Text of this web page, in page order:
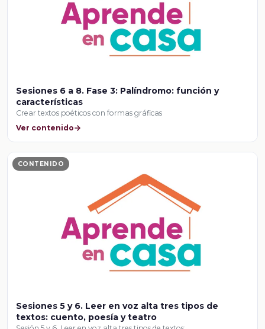
Sesiones 6 a 8. Fase 3: Palíndromo: función y
características
Crear textos poéticos con formas gráficas
Ver contenido
CONTENIDO
Sesiones 5 y 6. Leer en voz alta tres tipos de
textos: cuento, poesía y teatro